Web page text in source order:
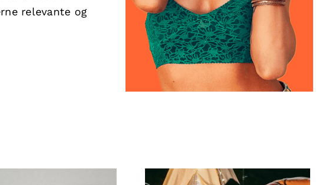
relevante og